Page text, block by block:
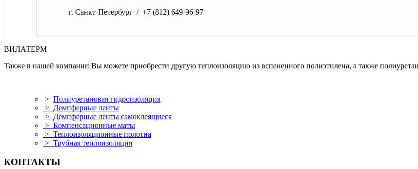
г. Санкт-Петербург / +7 (812) 649-96-97
ВИЛАТЕРМ
Также в нашей компании Вы можете приобрести другую теплоизоляцию из вспененного полиэтилена, а также
> Полиуретановая гидроизоляция
> Демпферные ленты
> Демпферные ленты самоклеящиеся
> Компенсационные маты
> Теплоизоляционные полотна
> Трубная теплоизоляция
КОНТАКТЫ